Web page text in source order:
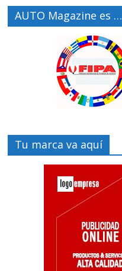
AUTO Magazine es …
Tu marca va aquí